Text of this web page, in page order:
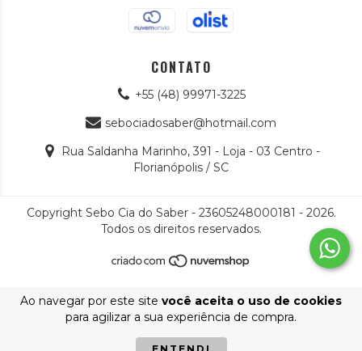
Ao navegar por este site você aceita o uso de cookies
para agilizar a sua experiência de compra.
CONTATO
+55 (48) 99971-3225
sebociadosaber@hotmail.com
Rua Saldanha Marinho, 391 - Loja - 03 Centro -
Florianópolis / SC
Copyright Sebo Cia do Saber - 23605248000181 - 2026.
Todos os direitos reservados.